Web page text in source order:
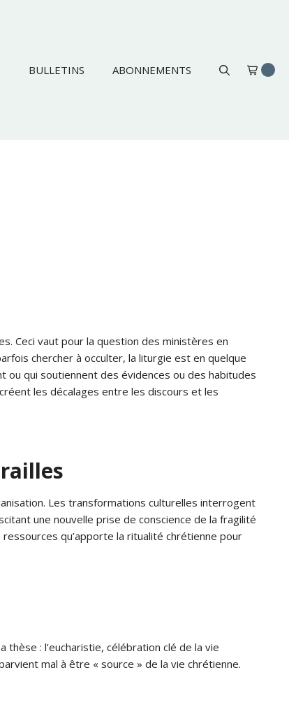
BULLETINS ABONNEMENTS
Ceci vaut pour la question des ministères en
chercher à occulter, la liturgie est en quelque
qui soutiennent des évidences ou des habitudes
les décalages entre les discours et les
Les transformations culturelles interrogent
une nouvelle prise de conscience de la fragilité
qu’apporte la ritualité chrétienne pour
: l’eucharistie, célébration clé de la vie
mal à être « source » de la vie chrétienne.